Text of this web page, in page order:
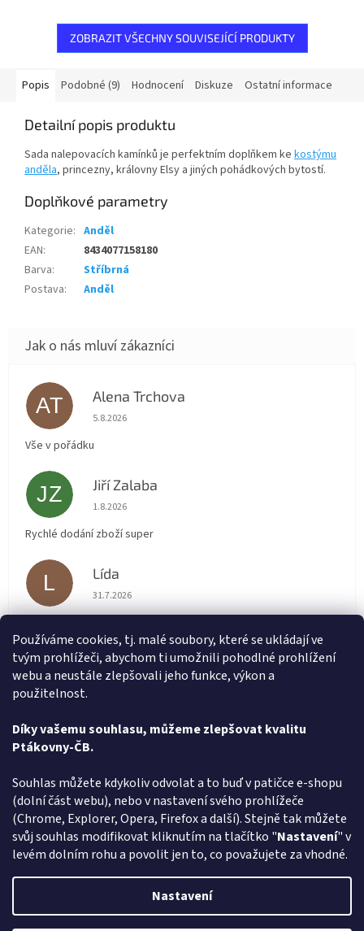
Používáme cookies, tj. malé soubory, které se ukládají ve
tvým prohlížeči, abychom ti umožnili pohodlné prohlížení
webu a neustále zlepšovali jeho funkce, výkon a
použitelnost.
Díky vašemu souhlasu, můžeme zlepšovat kvalitu
Ptákovny-ČB.
Souhlas můžete kdykoliv odvolat a to buď v patičce e-shopu
(dolní část webu), nebo v nastavení svého prohlížeče
(Chrome, Explorer, Opera, Firefox a další). Stejně tak můžete
svůj souhlas modifikovat kliknutím na tlačítko "Nastavení" v
levém dolním rohu a povolit jen to, co považujete za vhodné.
Nastavení
ZOBRAZIT VŠECHNY SOUVISEJÍCÍ PRODUKTY
Popis Podobné (9) Hodnocení Diskuze Ostatní informace
Detailní popis produktu
Sada nalepovacích kamínků je perfektním doplňkem ke kostýmu
anděla, princezny, královny Elsy a jiných pohádkových bytostí.
Doplňkové parametry
Kategorie: Anděl
EAN:
8434077158180
Barva:
Stříbrná
Postava: Anděl
AT Alena Trchova
Hodnocení obchodu je 5 z 5 hvězdiček.
5.8.2026
Vše v pořádku
JZ Jiří Zalaba
Hodnocení obchodu je 5 z 5 hvězdiček.
1.8.2026
Rychlé dodání zboží super
L Lída
Hodnocení obchodu je 5 z 5 hvězdiček.
31.7.2026
RS renata svačinová
Hodnocení obchodu je 5 z 5 hvězdiček.
31.7.2026
Způsob ověřování recenzí